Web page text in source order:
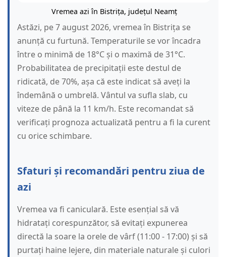
Vremea azi în Bistrița, județul Neamț
Astăzi, pe 7 august 2026, vremea în Bistrița se
anunță cu furtună. Temperaturile se vor încadra
între o minimă de 18°C și o maximă de 31°C.
Probabilitatea de precipitații este destul de
ridicată, de 70%, așa că este indicat să aveți la
îndemână o umbrelă. Vântul va sufla slab, cu
viteze de până la 11 km/h. Este recomandat să
verificați prognoza actualizată pentru a fi la curent
cu orice schimbare.
Sfaturi și recomandări pentru ziua de
azi
Vremea va fi caniculară. Este esențial să vă
hidratați corespunzător, să evitați expunerea
directă la soare la orele de vârf (11:00 - 17:00) și să
purtați haine lejere, din materiale naturale și culori